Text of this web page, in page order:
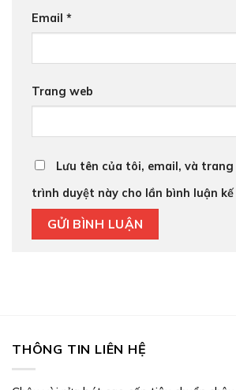
Email *
Trang web
Lưu tên của tôi, email, và
trình duyệt này cho lần bình luận
THÔNG TIN LIÊN HỆ